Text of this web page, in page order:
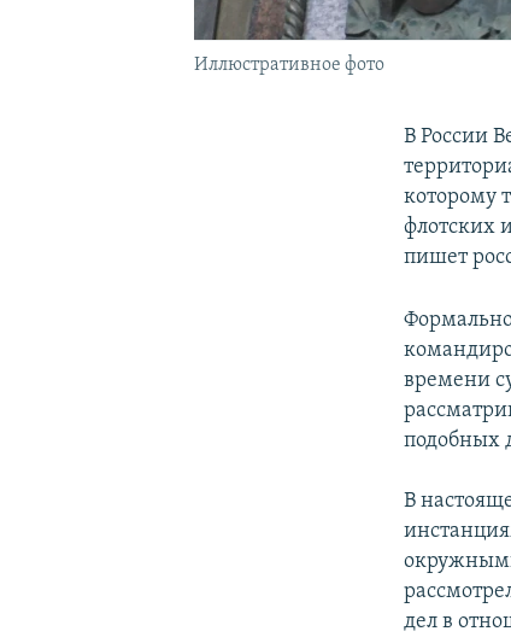
Иллюстративное фото
В России
которому
флотских
пишет
времени
подобных
В
дел в